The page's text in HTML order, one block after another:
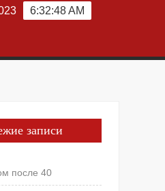
6:32:48 AM
записи
после 40